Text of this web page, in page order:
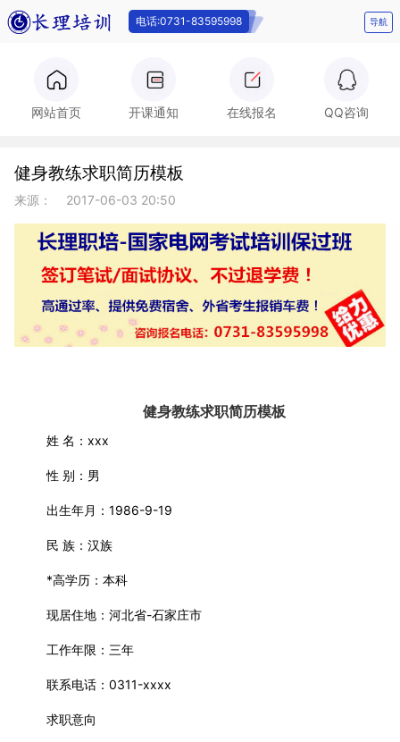
83595998
电话:0731-83595998 导航
网站首页 开课通知 在线报名 QQ咨询
健身教练求职简历模板
来源： 2017-06-03 20:50
健身教练求职简历模板
姓 名：xxx
性 别：男
出生年月：1986-9-19
民 族：汉族
*高学历：本科
现居住地：河北省-石家庄市
工作年限：三年
联系电话：0311-xxxx
求职意向